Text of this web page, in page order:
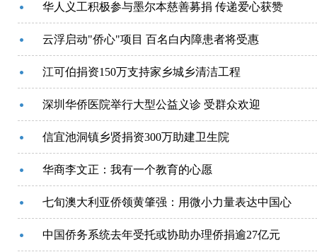
华人义工积极参与墨尔本慈善募捐 传递爱心获赞
云浮启动"侨心"项目 百名白内障患者将受惠
江可伯捐资150万支持家乡城乡清洁工程
深圳华侨医院举行大型公益义诊 受群众欢迎
信宜池洞镇乡贤捐资300万助建卫生院
华商李文正：我有一个教育的心愿
七旬澳大利亚侨领黄肇强：用微小力量表达中国心
中国侨务系统去年受托或协助办理侨捐逾27亿元